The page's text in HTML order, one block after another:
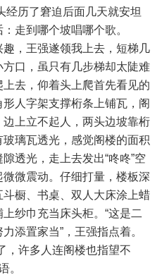
经历了窘迫后面几天就安坦
走到哪个坡唱哪个歌。
，王强遂领我上去，短梯几
口，虽只有几步梯却太陡难
去，仰着头上爬首先看见的
人字架支撑桁条上铺瓦，阁
上立不起人，两头边坡靠桁
璃瓦透光，感觉阁楼的面积
透光，走上去发出“咚咚”空
微震动。仔细打量，楼板深
橱、书桌、双人大床涂上蜡
纱巾充当床头柜。“这是二
添置家当”，王强指点着。
，许多人连阁楼也指望不
。